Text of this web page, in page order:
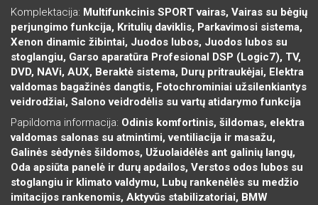
Komplektacija: Multifunkcinis SPORT vairas, Vairas su bėgių
perjungimo funkcija, Kritulių daviklis, Parkavimosi sistema,
Xenon dinamic žibintai, Juodos lubos, Juodos lubos su
stoglangiu, Garso aparatūra Profesional DSP (Logic7), TV,
DVD, NAVi, AUX, Beraktė sistema, Durų pritraukėjai, Elektra
valdomas bagažinės dangtis, Fotochrominiai užsilenkiantys
veidrodžiai, Salono veidrodėlis su vartų atidarymo funkcija
Papildoma informacija: Odinis komfortinis, šildomas, elektra
valdomas salonas su atmintimi, ventiliacija ir masažu,
Galinės sėdynės šildomos, Užuolaidėlės ant galinių langų,
Oda apsiūta panelė ir durų apdailos, Verstos odos lubos su
stoglangiu ir klimato valdymu, Lubų rankenėlės su medžio
imitacijos rankenomis, Aktyvūs stabilizatoriai, BMW